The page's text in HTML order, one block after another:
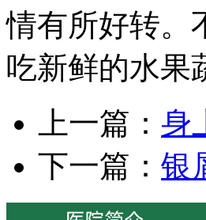
情有所好转。
吃新鲜的水果
上一篇： 身
下一篇： 银